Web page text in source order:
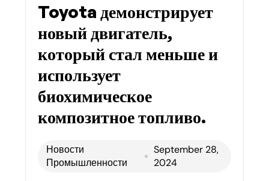
Toyota демонстрирует
новый двигатель,
который стал меньше и
использует
биохимическое
композитное топливо.
Новости
Промышленности
September 28,
2024